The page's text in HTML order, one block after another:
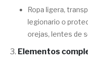
Ropa ligera,
legionario o
orejas, lentes de
Elementos